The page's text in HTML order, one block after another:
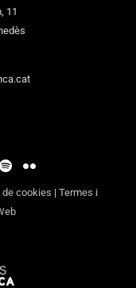
11
de cookies | Termes i